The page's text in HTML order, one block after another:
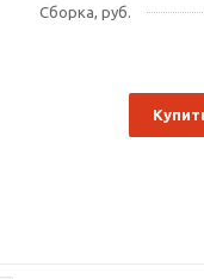
Сборка, руб.